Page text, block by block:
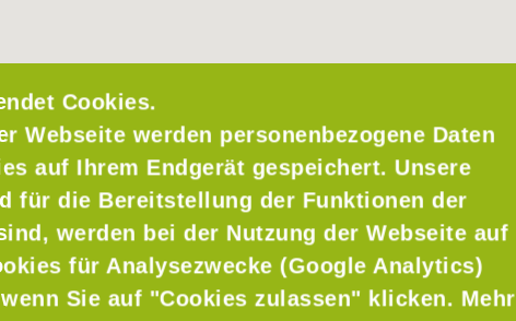
Cookies.
Webseite werden personenbezogene Daten
auf Ihrem Endgerät gespeichert. Unsere
für die Bereitstellung der Funktionen der
werden bei der Nutzung der Webseite auf
für Analysezwecke (Google Analytics)
Sie auf "Cookies zulassen" klicken. Mehr